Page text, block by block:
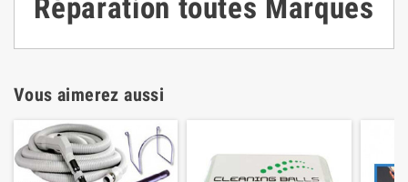
Réparation toutes Marques
Vous aimerez aussi